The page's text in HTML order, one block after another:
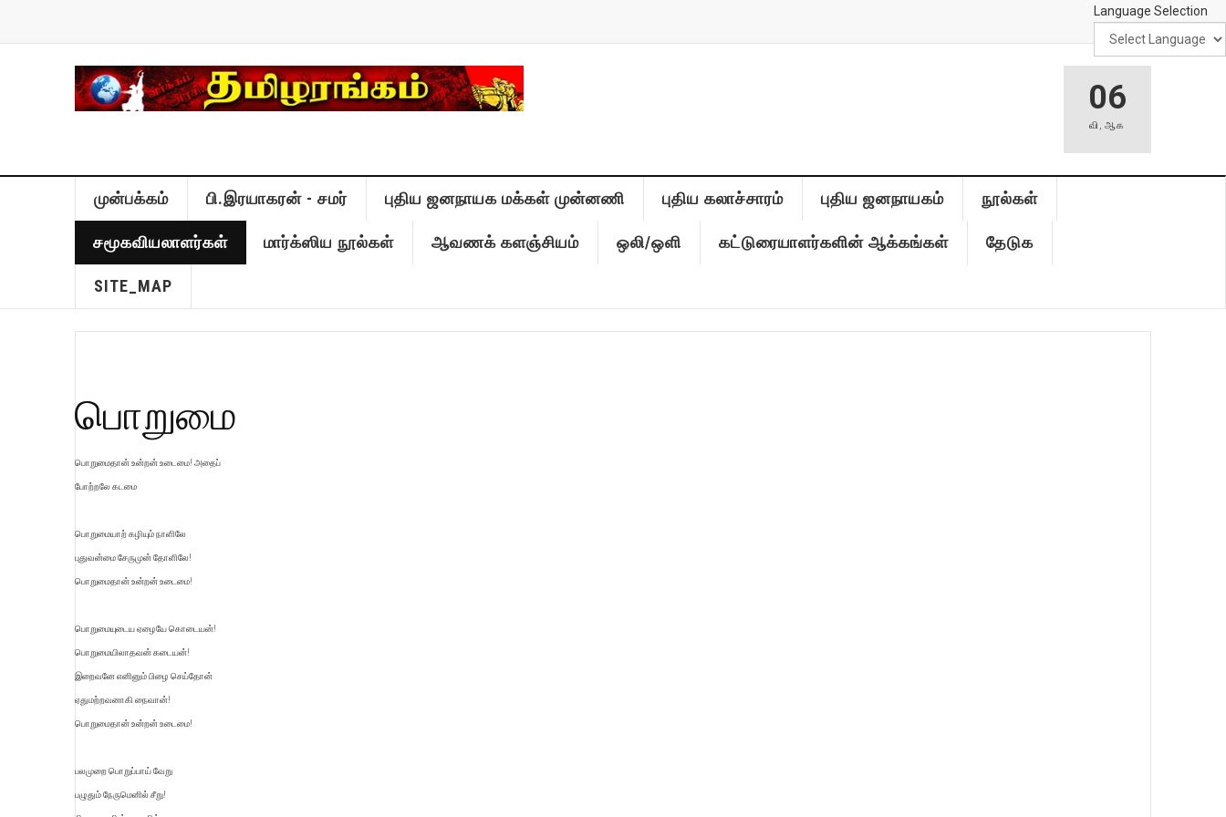
Language Selection
06
வி ,ஆக
முன்பக்கம் பி.இரயாகரன் - சமர் புதிய ஜனநாயக மக்கள் முன்னணி புதிய கலாச்சாரம் புதிய ஜனநாயகம் நூல்கள்
சமூகவியலாளர்கள் மார்க்ஸிய நூல்கள் ஆவணக் களஞ்சியம் ஒலி/ஒளி கட்டுரையாளர்களின் ஆக்கங்கள் தேடுக
SITE_MAP
பொறுமை
பொறுமைதான் உன்றன் உடைமை! அதைப்
போற்றலே கடமை
பொறுமையாற் கழியும் நாளிலே
புதுவன்மை சேருமுன் தோளிலே!
பொறுமைதான் உன்றன் உடைமை!
பொறுமையுடைய ஏழையே கொடையன்!
பொறுமையிலாதவன் கடையன்!
இறைவனே எனினும் பிழை செய்தோன்
ஏதுமற்றவனாகி நைவான்!
பொறுமைதான் உன்றன் உடைமை!
பலமுறை பொறுப்பாய் வேறு
பழுதும் நேருமெனில் சீறு!